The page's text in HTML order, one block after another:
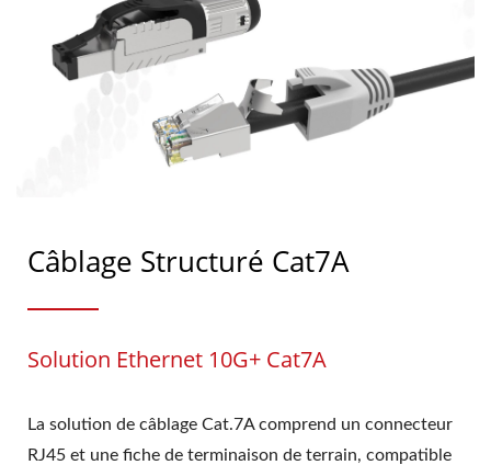
Câblage Structuré Cat7A
Solution Ethernet 10G+ Cat7A
La solution de câblage Cat.7A comprend un connecteur
RJ45 et une fiche de terminaison de terrain, compatible